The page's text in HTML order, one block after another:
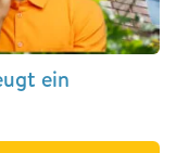
ein